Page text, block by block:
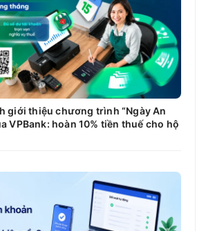
giới thiệu chương trình “Ngày An
VPBank: hoàn 10% tiền thuế cho hộ